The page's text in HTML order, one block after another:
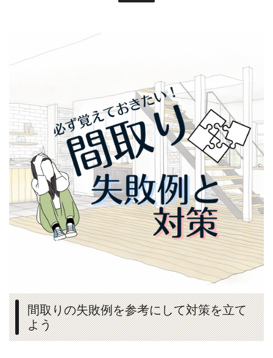
間取りの失敗例を参考にして対策を立て
よう